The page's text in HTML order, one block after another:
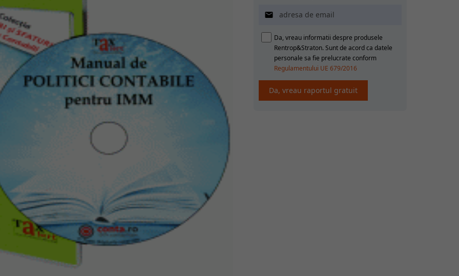

Da, vreau informatii despre produsele
Rentrop&Straton. Sunt de acord ca datele
personale sa fie prelucrate conform
Regulamentului UE 679/2016